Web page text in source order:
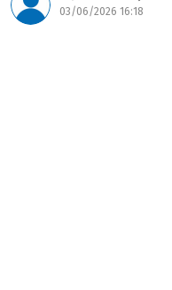
03/06/2026 16:18